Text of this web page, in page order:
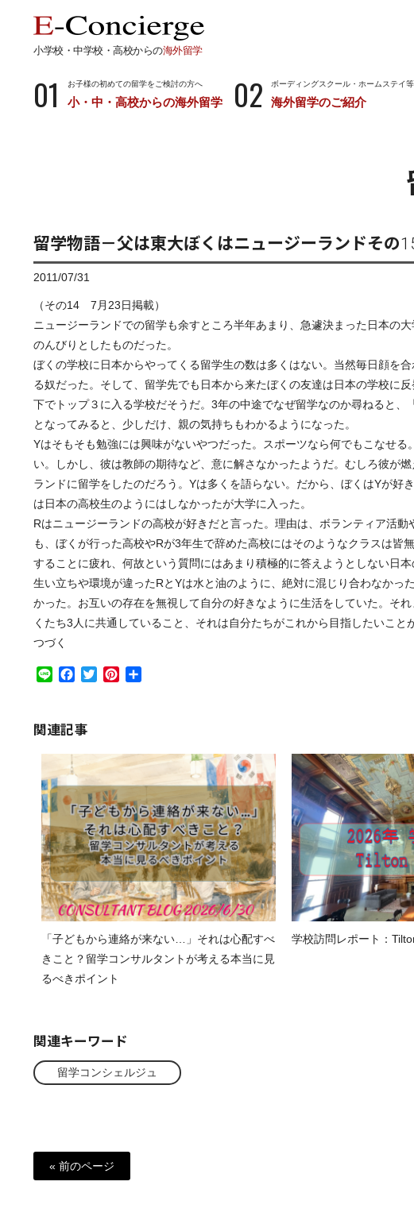
小学校・中学校・高校からの海外留学
01 お子様の初めての留学をご検討の方へ
小・中・高校からの海外留学 02 ボーディングスクール・ホームステイ等
海外留学のご紹介
高校生からのボーディングスクール
留学物語－父は東大ぼくはニュージーランドそ
2011/07/31
（その14 7月23日掲載）
ニュージーランドでの留学も余すところ半年あまり、急遽決まった日本の
のんびりとしたものだった。
ぼくの学校に日本からやってくる留学生の数は多くはない。当然毎日顔を
る奴だった。そして、留学先でも日本から来たぼくの友達は日本の学校に
下でトップ３に入る学校だそうだ。3年の中途でなぜ留学なのか尋ねると
となってみると、少しだけ、親の気持ちもわかるようになった。
Yはそもそも勉強には興味がないやつだった。スポーツなら何でもこなせ
い。しかし、彼は教師の期待など、意に解さなかったようだ。むしろ彼が
ランドに留学をしたのだろう。Yは多くを語らない。だから、ぼくはYが
は日本の高校生のようにはしなかったが大学に入った。
Rはニュージーランドの高校が好きだと言った。理由は、ボランティア活
も、ぼくが行った高校やRが3年生で辞めた高校にはそのようなクラスは
することに疲れ、何故という質問にはあまり積極的に答えようとしない日
生い立ちや環境が違ったRとYは水と油のように、絶対に混じり合わなか
かった。お互いの存在を無視して自分の好きなように生活をしていた。そ
くたち3人に共通していること、それは自分たちがこれから目指したいこ
つづく
Line Facebook
TwitterPinterest
関連記事
「子どもから連絡が来ない…」それは心配すべ
きこと？留学コンサルタントが考える本当に見
るべきポイント
学校訪問レポート：
関連キーワード
留学コンシェルジュ
« 前のページ